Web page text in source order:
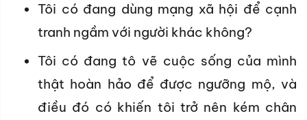
Tôi có đang dùng mạng xã hội để cạnh
tranh ngầm với người khác không?
Tôi có đang tô vẽ cuộc sống của mình
thật hoàn hảo để được ngưỡng mộ, và
điều đó có khiến tôi trở nên kém chân